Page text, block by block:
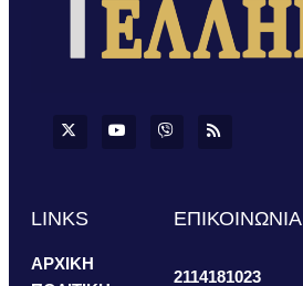
LINKS
ΑΡΧΙΚΗ
ΕΠΙΚΟΙΝΩΝΙΑ
2114181023